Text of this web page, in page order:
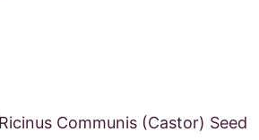
Communis (Castor) Seed